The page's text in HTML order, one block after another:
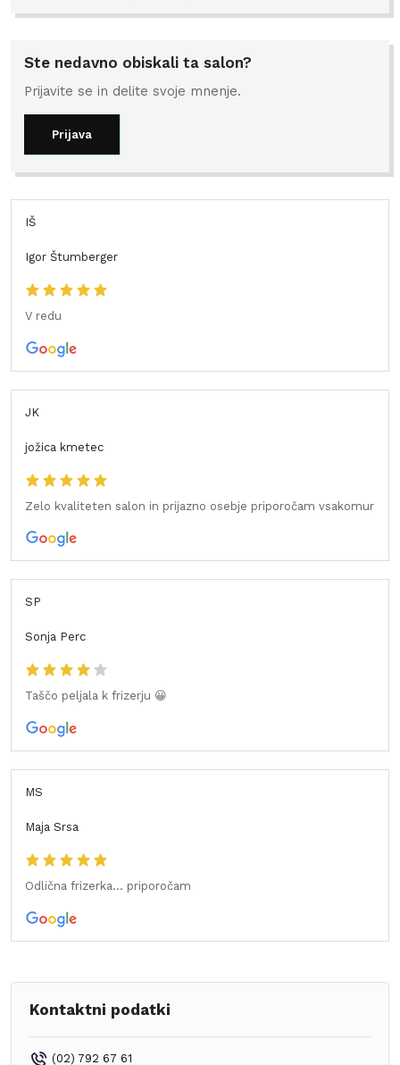
Ste nedavno obiskali ta salon?
Prijavite se in delite svoje mnenje.
Prijava
IŠ
Igor Štumberger
V redu
JK
jožica kmetec
Zelo kvaliteten salon in prijazno osebje priporočam vsakomur
SP
Sonja Perc
Taščo peljala k frizerju 😀
MS
Maja Srsa
Odlična frizerka... priporočam
Kontaktni podatki
(02) 792 67 61